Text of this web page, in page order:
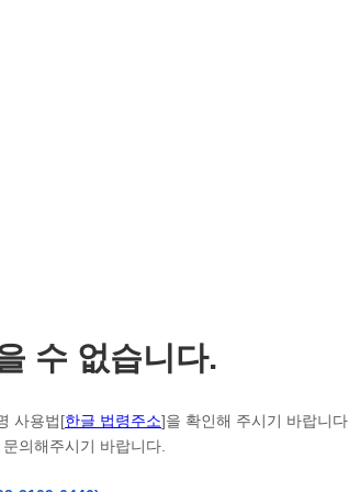
수 없습니다.
사용법[한글 법령주소]을 확인해 주시기 바랍니다.
의해주시기 바랍니다.